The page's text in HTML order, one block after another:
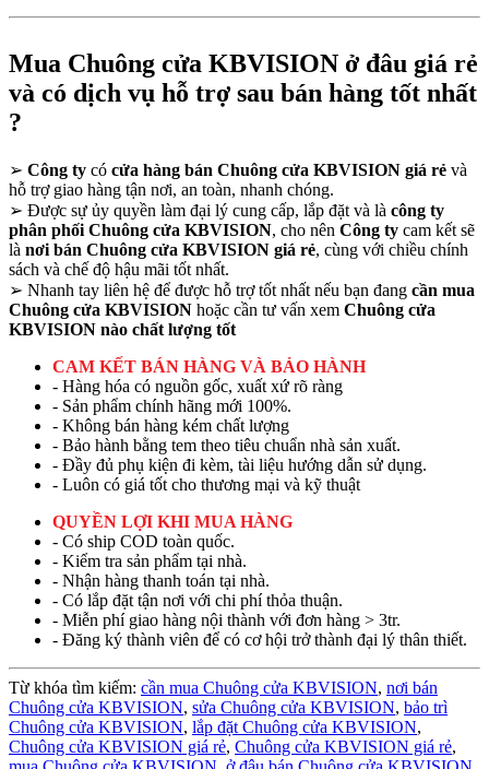
Mua Chuông cửa KBVISION ở đâu giá rẻ
và có dịch vụ hỗ trợ sau bán hàng tốt nhất
?
➢ Công ty có cửa hàng bán Chuông cửa KBVISION giá rẻ và
hỗ trợ giao hàng tận nơi, an toàn, nhanh chóng.
➢ Được sự ủy quyền làm đại lý cung cấp, lắp đặt và là công ty
phân phối Chuông cửa KBVISION, cho nên Công ty cam kết sẽ
là nơi bán Chuông cửa KBVISION giá rẻ, cùng với chiều chính
sách và chế độ hậu mãi tốt nhất.
➢ Nhanh tay liên hệ để được hỗ trợ tốt nhất nếu bạn đang cần mua
Chuông cửa KBVISION hoặc cần tư vấn xem Chuông cửa
KBVISION nào chất lượng tốt
CAM KẾT BÁN HÀNG VÀ BẢO HÀNH
- Hàng hóa có nguồn gốc, xuất xứ rõ ràng
- Sản phẩm chính hãng mới 100%.
- Không bán hàng kém chất lượng
- Bảo hành bằng tem theo tiêu chuẩn nhà sản xuất.
- Đầy đủ phụ kiện đi kèm, tài liệu hướng dẫn sử dụng.
- Luôn có giá tốt cho thương mại và kỹ thuật
QUYỀN LỢI KHI MUA HÀNG
- Có ship COD toàn quốc.
- Kiểm tra sản phẩm tại nhà.
- Nhận hàng thanh toán tại nhà.
- Có lắp đặt tận nơi với chi phí thỏa thuận.
- Miễn phí giao hàng nội thành với đơn hàng > 3tr.
- Đăng ký thành viên để có cơ hội trở thành đại lý thân thiết.
Từ khóa tìm kiếm: cần mua Chuông cửa KBVISION, nơi bán
Chuông cửa KBVISION, sửa Chuông cửa KBVISION, bảo trì
Chuông cửa KBVISION, lắp đặt Chuông cửa KBVISION,
Chuông cửa KBVISION giá rẻ, Chuông cửa KBVISION giá rẻ,